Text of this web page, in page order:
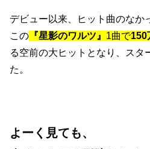
デビュー以来、ヒット曲のなか
この 『星影のワルツ』 1曲で150
る空前の大ヒットとなり、スタ
た。
よーく見ても、